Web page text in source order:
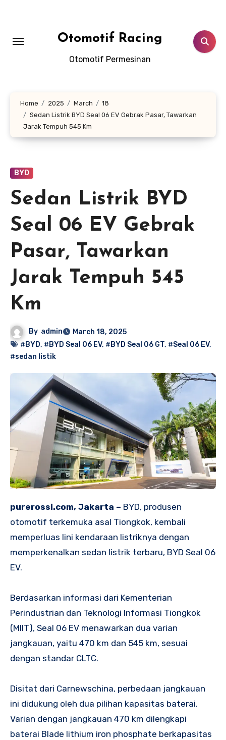
Otomotif Racing
Otomotif Permesinan
Home 2025 March
18
Sedan Listrik BYD Seal 06 EV Gebrak Pasar, Tawarkan
Jarak Tempuh 545 Km
BYD
Sedan Listrik BYD
Seal 06 EV Gebrak
Pasar, Tawarkan
Jarak Tempuh 545
Km
By admin
March 18, 2025
#BYD, #BYD Seal 06 EV, #BYD Seal 06 GT, #Seal 06 EV,
#sedan listik
purerossi.com, Jakarta – BYD, produsen
otomotif terkemuka asal Tiongkok, kembali
memperluas lini kendaraan listriknya dengan
memperkenalkan sedan listrik terbaru, BYD Seal 06
EV.
Berdasarkan informasi dari Kementerian
Perindustrian dan Teknologi Informasi Tiongkok
(MIIT), Seal 06 EV menawarkan dua varian
jangkauan, yaitu 470 km dan 545 km, sesuai
dengan standar CLTC.
Disitat dari Carnewschina, perbedaan jangkauan
ini didukung oleh dua pilihan kapasitas baterai.
Varian dengan jangkauan 470 km dilengkapi
baterai Blade lithium iron phosphate berkapasitas